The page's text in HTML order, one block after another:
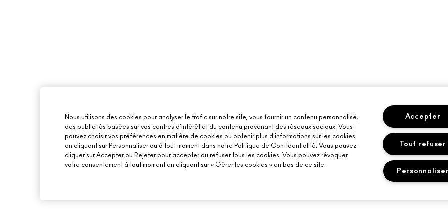
Nous utilisons des cookies pour analyser le trafic sur notre site, vous fournir un contenu personnalisé,
des publicités basées sur vos centres d'intérêt et du contenu provenant des réseaux sociaux. Vous
pouvez choisir vos préférences en matière de cookies ou obtenir plus d'informations sur les cookies
en cliquant sur Personnaliser ou à tout moment dans notre Politique de Confidentialité. Vous pouvez
cliquer sur Accepter ou Rejeter pour accepter ou refuser tous les cookies. Vous pouvez révoquer
votre consentement à tout moment en cliquant sur « Gérer les cookies » en bas de ce site.
Accepter
Tout refuser